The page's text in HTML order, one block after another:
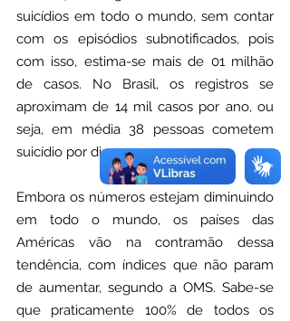
suicídios em todo o mundo, sem contar
com os episódios subnotificados, pois
com isso, estima-se mais de 01 milhão
de casos. No Brasil, os registros se
aproximam de 14 mil casos por ano, ou
seja, em média 38 pessoas cometem
suicídio por dia.
Embora os números estejam diminuindo
em todo o mundo, os países das
Américas vão na contramão dessa
tendência, com índices que não param
de aumentar, segundo a OMS. Sabe-se
que praticamente 100% de todos os